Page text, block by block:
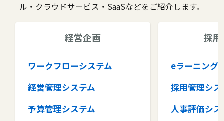
ル・クラウドサービス・SaaSなどをご紹介します。
経営企画
ワークフローシステム
経営管理システム
予算管理システム
採
eラーニング
採用管理シス
人事評価シ